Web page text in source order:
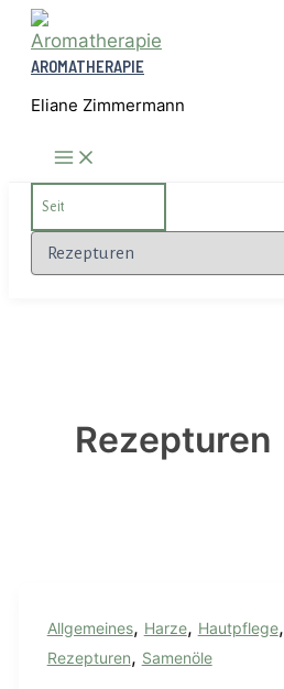
Zum
Inhalt
springen
AROMATHERAPIE
Eliane Zimmermann
for:
Kategorien
Rezepturen
Allgemeines, Harze, Hautpflege,
Rezepturen, Samenöle